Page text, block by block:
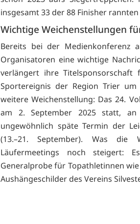
insgesamt 33 der 88 Finisher
Wichtige Weichenstellungen
Bereits bei der Medienkonferenz
Organisatoren eine wichtige
verlängert ihre Titelsponsorschaft
Sportereignis der Region Trier um
weitere Weichenstellung: Das 24.
am 2. September 2025 statt,
ungewöhnlich späte Termin der
(13.–21. September). Was
Läufermeetings noch steigert:
Generalprobe für Topathletinnen
Aushängeschilder des Vereins